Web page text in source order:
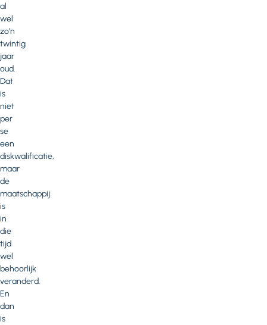
al
wel
zo’n
twintig
jaar
oud.
Dat
is
niet
per
se
een
diskwalificatie,
maar
de
maatschappij
is
in
die
tijd
wel
behoorlijk
veranderd.
En
dan
is